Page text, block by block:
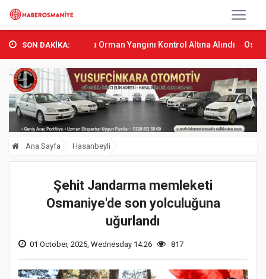
SON DAKİKA:
Sumbas’ta Orman Yangını Kontrol Altına Alındı Osmaniye’de
Ana Sayfa Hasanbeyli
Şehit Jandarma memleketi
Osmaniye'de son yolculuğuna
uğurlandı
01 October, 2025, Wednesday 14:26 817